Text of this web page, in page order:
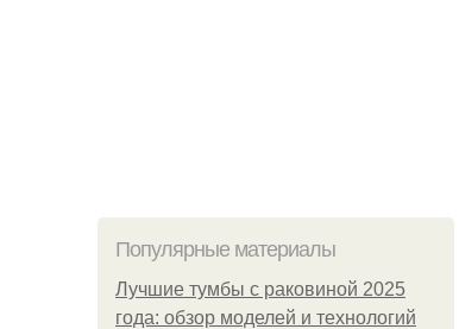
Популярные материалы
Лучшие тумбы с раковиной 2025
года: обзор моделей и технологий